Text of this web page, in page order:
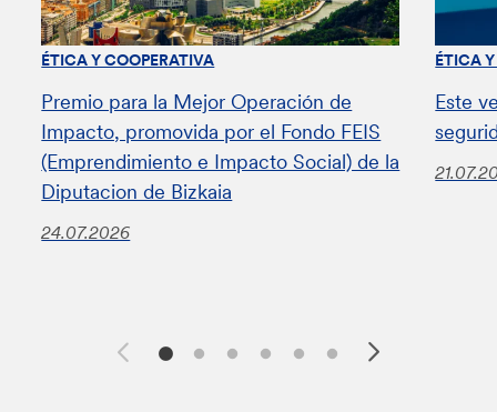
ÉTICA Y COOPERATIVA
Premio para la Mejor Operación de
Impacto, promovida por el Fondo FEIS
(Emprendimiento e Impacto Social) de la
Diputacion de Bizkaia
24.07.2026
ÉTICA
Este